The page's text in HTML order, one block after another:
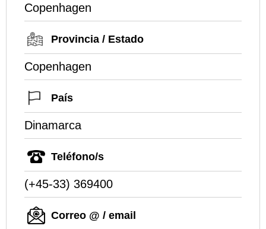
Copenhagen
Provincia / Estado
Copenhagen
País
Dinamarca
Teléfono/s
(+45-33) 369400
Correo @ / email